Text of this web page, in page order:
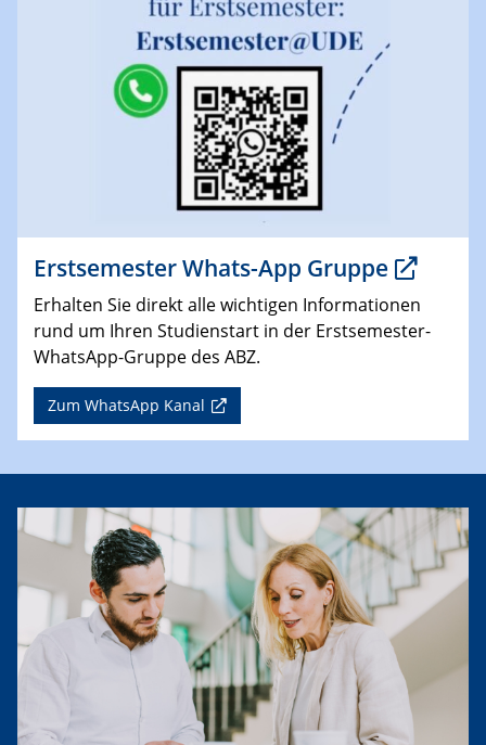
Erstsemester Whats-App Gruppe
Erhalten Sie direkt alle wichtigen Informationen
rund um Ihren Studienstart in der Erstsemester-
WhatsApp-Gruppe des ABZ.
Zum WhatsApp Kanal